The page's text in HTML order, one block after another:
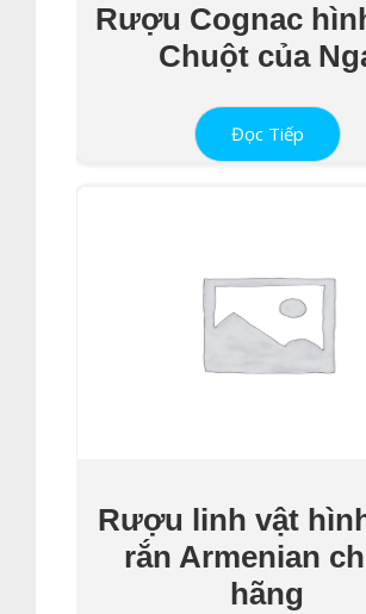
Rượu Cognac
Chuột của
Đọc Tiếp
Rượu linh vật
rắn Armenian
hãng